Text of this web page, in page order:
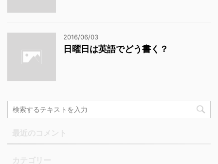
2016/06/03
日曜日は英語でどう書く？